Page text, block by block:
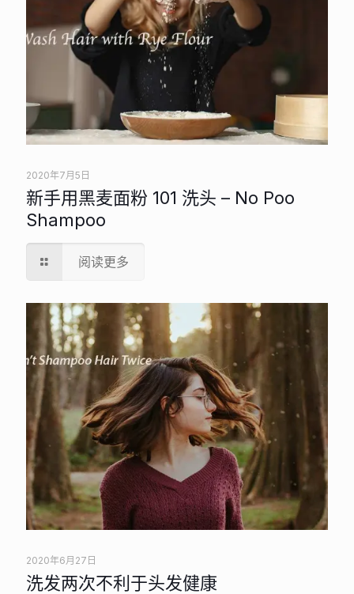
2020年7月5日
新手用黑麦面粉 101 洗头 – No Poo
Shampoo
阅读更多
2020年6月27日
洗发两次不利于头发健康